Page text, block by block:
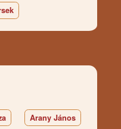
Arany János